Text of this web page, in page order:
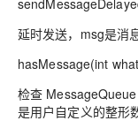
延时发送，msg是消
hasMessage(int
检查
是用户自定义的整形